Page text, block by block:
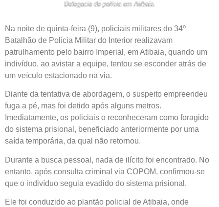
Delegacia de polícia em Atibaia.
Na noite de quinta-feira (9), policiais militares do 34º
Batalhão de Polícia Militar do Interior realizavam
patrulhamento pelo bairro Imperial, em Atibaia, quando um
indivíduo, ao avistar a equipe, tentou se esconder atrás de
um veículo estacionado na via.
Diante da tentativa de abordagem, o suspeito empreendeu
fuga a pé, mas foi detido após alguns metros.
Imediatamente, os policiais o reconheceram como foragido
do sistema prisional, beneficiado anteriormente por uma
saída temporária, da qual não retornou.
Durante a busca pessoal, nada de ilícito foi encontrado. No
entanto, após consulta criminal via COPOM, confirmou-se
que o indivíduo seguia evadido do sistema prisional.
Ele foi conduzido ao plantão policial de Atibaia, onde